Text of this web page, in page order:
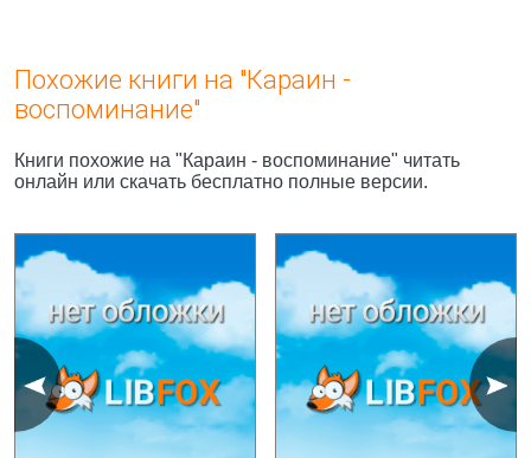
Похожие книги на "Караин -
воспоминание"
Книги похожие на "Караин - воспоминание" читать
онлайн или скачать бесплатно полные версии.